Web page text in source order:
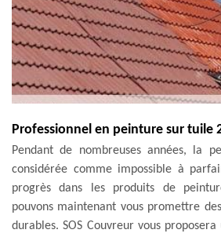
Professionnel en peinture sur tuile
Pendant de nombreuses années, la
considérée comme impossible à
progrès dans les produits de
pouvons maintenant vous promettre
durables. SOS Couvreur vous